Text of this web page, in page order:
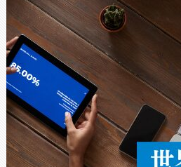
× 80°のノーマ
ードを切り替え
ることなく、単
うにします。遠
密度なスキャ […]